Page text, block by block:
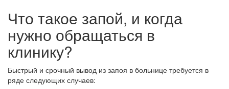
Что такое запой, и когда
нужно обращаться в
клинику?
Быстрый и срочный вывод из запоя в больнице требуется в
ряде следующих случаев: